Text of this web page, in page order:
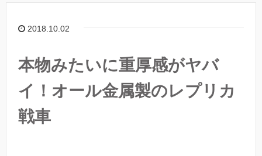
2018.10.02
本物みたいに重厚感がヤバ
イ！オール金属製のレプリカ
戦車